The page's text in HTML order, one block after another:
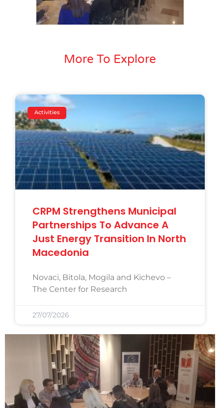
More To Explore
Activities
CRPM Strengthens Municipal
Partnerships To Advance A
Just Energy Transition In North
Macedonia
Novaci, Bitola, Mogila and Kichevo –
The Center for Research
27/07/2026